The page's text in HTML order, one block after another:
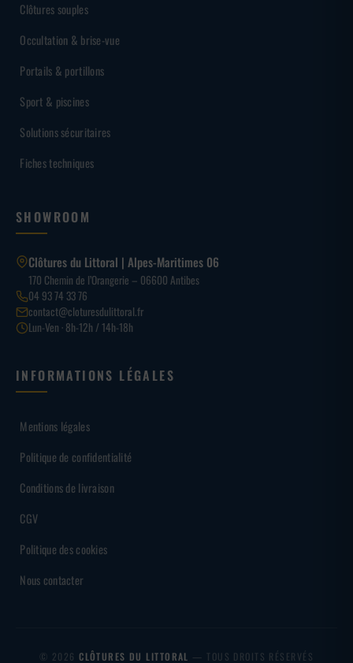
Clôtures souples
Occultation & brise-vue
Portails & portillons
Sport & piscines
Solutions sécuritaires
Fiches techniques
SHOWROOM
Clôtures du Littoral | Alpes-Maritimes 06
170 Chemin de l’Orangerie – 06600 Antibes
04 93 74 33 76
contact@cloturesdulittoral.fr
Lun-Ven · 8h-12h / 14h-18h
INFORMATIONS LÉGALES
Mentions légales
Politique de confidentialité
Conditions de livraison
CGV
Politique des cookies
Nous contacter
© 2026CLÔTURES DU LITTORAL — TOUS DROITS RÉSERVÉS